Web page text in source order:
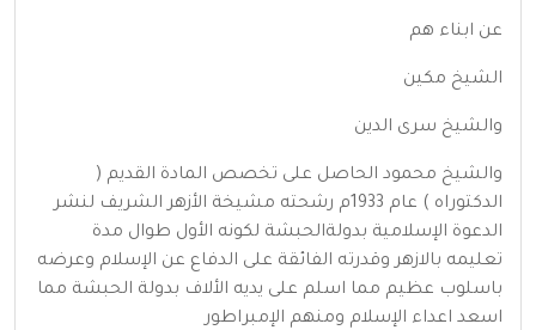
عن ابناء هم
الشيخ مكين
والشيخ سرى الدين
والشيخ محمود الحاصل على تخصص المادة القديم (
الدكتوراه ) عام 1933م رشحته مشيخة الأزهر الشريف لنشر
الدعوة الإسلامية بدولةالحبشة لكونه الأول طوال مدة
تعليمه بالازهر وقدرته الفائقة على الدفاع عن الإسلام وعرضه
باسلوب عظيم مما اسلم على يديه الألاف بدولة الحبشة مما
اسعد اعداء الإسلام ومنهم الإمبراطور